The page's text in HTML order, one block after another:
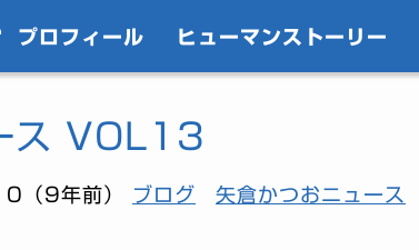
プロフィール ヒューマンストーリー
ス VOL13
9年前） ブログ 矢倉かつおニュース